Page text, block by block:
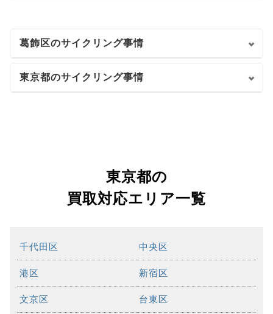
葛飾区のサイクリング事情
東京都のサイクリング事情
東京都の
買取対応エリア一覧
千代田区 中央区
港区 新宿区
文京区 台東区